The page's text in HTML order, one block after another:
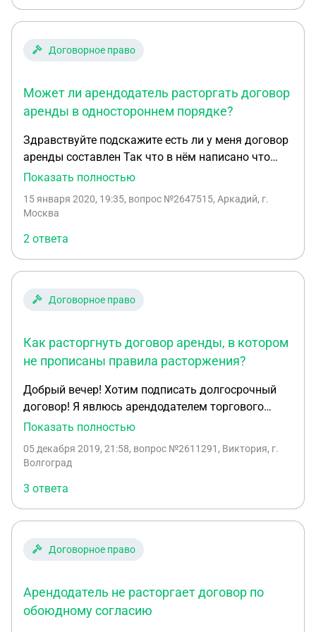
оплачивать арендную плату? Как нам обойти
данный срок и подать уведомление хотя бы за 2
недели до расторжения.
Договорное право
Может ли арендодатель расторгать договор
аренды в одностороннем порядке?
Здравствуйте подскажите есть ли у меня договор
аренды составлен Так что в нём написано что
арендодатель имеет право расторгнуть договор в
ли он расторгнуть договор?
Показать полностью
15 января 2020, 19:35, вопрос №2647515, Аркадий, г.
Москва
2 ответа
Договорное право
Как расторгнуть договор аренды, в котором
не прописаны правила расторжения?
Добрый вечер! Хотим подписать долгосрочный
договор! Я явлюсь арендодателем торгового
помещения. Мне важно знать, могу ли я
это прописать? Как по законодательству можно
в долгосрочном договоре правила расторжения,
по законодательству как это возможно?
Показать полностью
05 декабря 2019, 21:58, вопрос №2611291, Виктория, г.
Волгоград
3 ответа
Договорное право
Арендодатель не расторгает договор по
обоюдному согласию